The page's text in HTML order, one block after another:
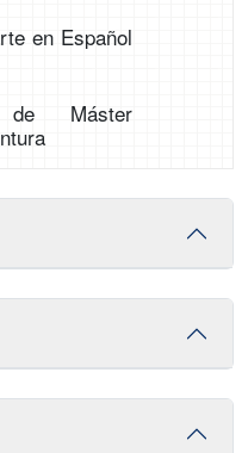
en Español
Máster